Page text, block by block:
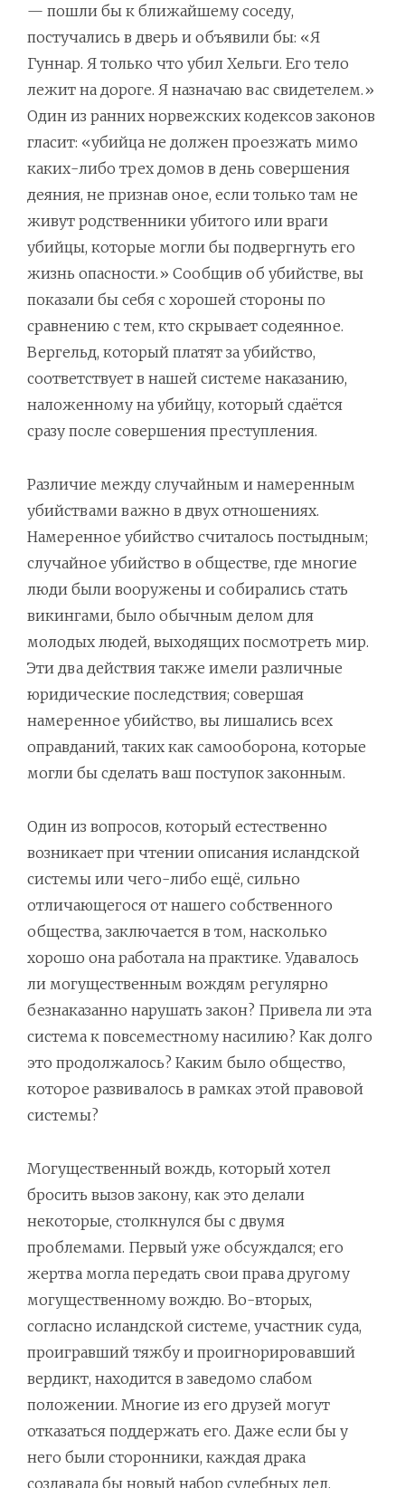
— пошли бы к ближайшему соседу,
постучались в дверь и объявили бы: «Я
Гуннар. Я только что убил Хельги. Его тело
лежит на дороге. Я назначаю вас свидетелем.»
Один из ранних норвежских кодексов законов
гласит: «убийца не должен проезжать мимо
каких-либо трех домов в день совершения
деяния, не признав оное, если только там не
живут родственники убитого или враги
убийцы, которые могли бы подвергнуть его
жизнь опасности.» Сообщив об убийстве, вы
показали бы себя с хорошей стороны по
сравнению с тем, кто скрывает содеянное.
Вергельд, который платят за убийство,
соответствует в нашей системе наказанию,
наложенному на убийцу, который сдаётся
сразу после совершения преступления.
Различие между случайным и намеренным
убийствами важно в двух отношениях.
Намеренное убийство считалось постыдным;
случайное убийство в обществе, где многие
люди были вооружены и собирались стать
викингами, было обычным делом для
молодых людей, выходящих посмотреть мир.
Эти два действия также имели различные
юридические последствия; совершая
намеренное убийство, вы лишались всех
оправданий, таких как самооборона, которые
могли бы сделать ваш поступок законным.
Один из вопросов, который естественно
возникает при чтении описания исландской
системы или чего-либо ещё, сильно
отличающегося от нашего собственного
общества, заключается в том, насколько
хорошо она работала на практике. Удавалось
ли могущественным вождям регулярно
безнаказанно нарушать закон? Привела ли эта
система к повсеместному насилию? Как долго
это продолжалось? Каким было общество,
которое развивалось в рамках этой правовой
системы?
Могущественный вождь, который хотел
бросить вызов закону, как это делали
некоторые, столкнулся бы с двумя
проблемами. Первый уже обсуждался; его
жертва могла передать свои права другому
могущественному вождю. Во-вторых,
согласно исландской системе, участник суда,
проигравший тяжбу и проигнорировавший
вердикт, находится в заведомо слабом
положении. Многие из его друзей могут
отказаться поддержать его. Даже если бы у
него были сторонники, каждая драка
создавала бы новый набор судебных дел,